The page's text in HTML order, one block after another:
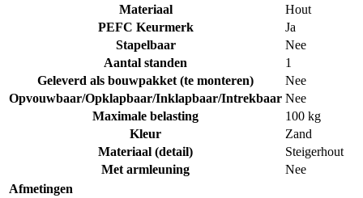
Materiaal
Hout
PEFC Keurmerk
Ja
Stapelbaar
Nee
Aantal standen
1
Geleverd als bouwpakket (te monteren)
Nee
Opvouwbaar/Opklapbaar/Inklapbaar/Intrekbaar Nee
Maximale belasting
100 kg
Kleur
Zand
Materiaal (detail)
Steigerhout
Met armleuning
Nee
Afmetingen